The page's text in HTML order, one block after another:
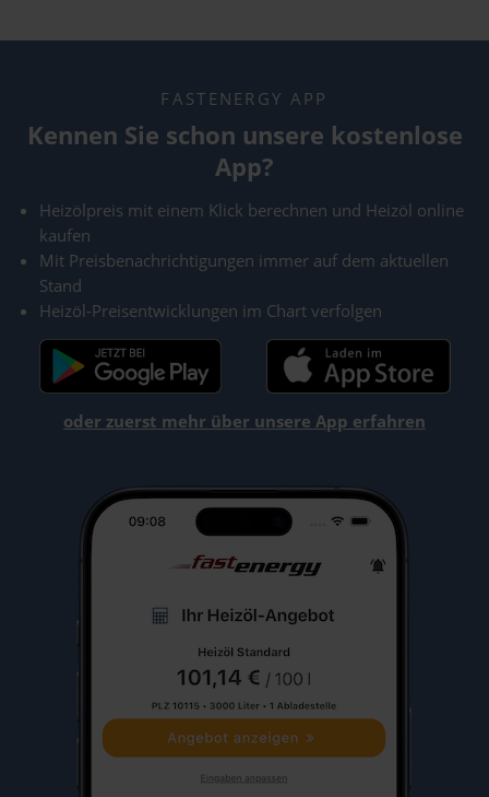
FASTENERGY APP
Kennen Sie schon unsere kostenlose
App?
Heizölpreis mit einem Klick berechnen und Heizöl online
kaufen
Mit Preisbenachrichtigungen immer auf dem aktuellen
Stand
Heizöl-Preisentwicklungen im Chart verfolgen
oder zuerst mehr über unsere App erfahren